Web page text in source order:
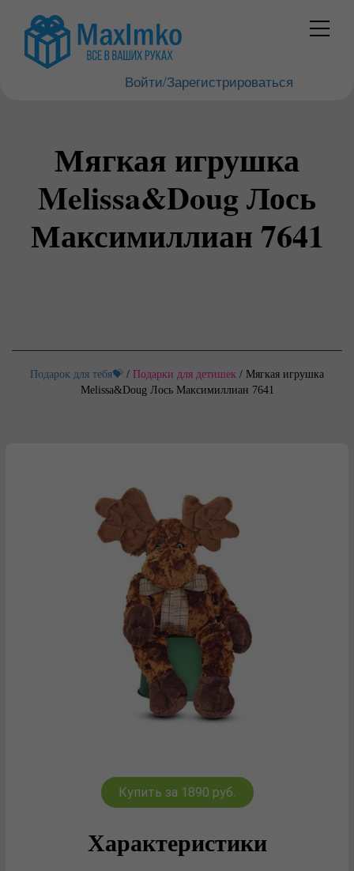
Войти/Зарегистрироваться
Мягкая игрушка
Melissa&Doug Лось
Максимиллиан 7641
Подарок для тебя💝 / Подарки для детишек / Мягкая игрушка
Melissa&Doug Лось Максимиллиан 7641
Купить за 1890 руб.
Характеристики